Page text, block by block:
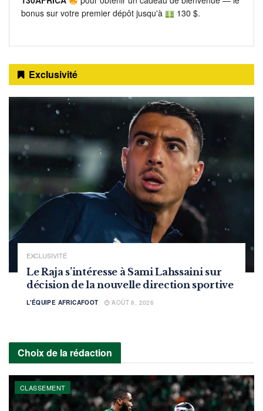
bonus sur votre premier dépôt jusqu'à
130 $.
Exclusivité
EXCLUSIVITÉ
Le Raja s’intéresse à Sami Lahssaini sur
décision de la nouvelle direction sportive
L'ÉQUIPE AFRICAFOOT AOÛT 8, 2026
Choix de la rédaction
CLASSEMENT